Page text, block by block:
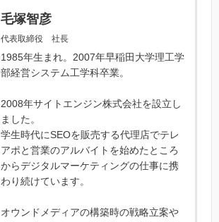
毛塚智彦
代表取締役 社長
1985年生まれ。2007年早稲田大学理工学
部経営システム工学科卒業。
2008年サイトエンジン株式会社を設立し
ました。
学生時代にSEOを販売する代理店でテレ
アポと営業のアルバイトを始めたところ
からデジタルマーケティングの仕事に携
わり続けています。
オウンドメディアの構築時の戦略立案や